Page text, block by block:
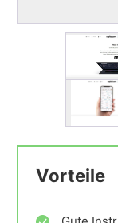
Vorteile